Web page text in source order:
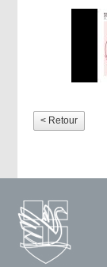
< Retour